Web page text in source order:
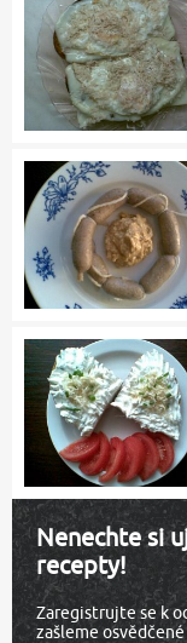
Nenechte si
recepty!
Zaregistrujte se k
zašleme osvědčené